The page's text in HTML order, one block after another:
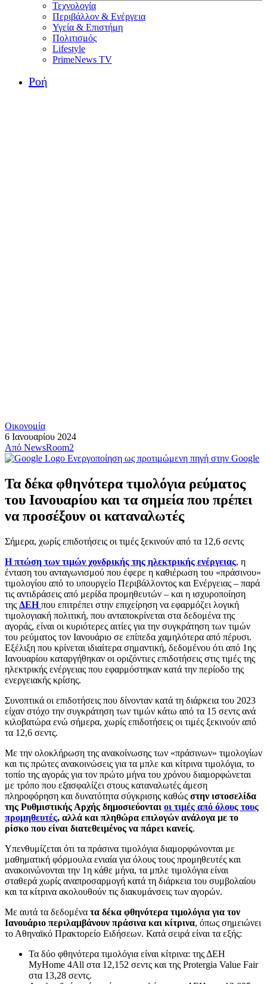
Τεχνολογία
Περιβάλλον & Ενέργεια
Υγεία & Επιστήμη
Πολιτισμός
Lifestyle
PrimeNews TV
Ροή
Οικονομία
6 Ιανουαρίου 2024
Από NewsRoom2
Ενεργοποίηση ως προτιμώμενη πηγή στην Google
Τα δέκα φθηνότερα τιμολόγια ρεύματος
του Ιανουαρίου και τα σημεία που πρέπει
να προσέξουν οι καταναλωτές
Σήμερα, χωρίς επιδοτήσεις οι τιμές ξεκινούν από τα 12,6 σεντς
Η πτώση των τιμών χονδρικής της ηλεκτρικής ενέργειας, η
ένταση του ανταγωνισμού που έφερε η καθιέρωση του «πράσινου»
τιμολογίου από το υπουργείο Περιβάλλοντος και Ενέργειας – παρά
τις αντιδράσεις από μερίδα προμηθευτών – και η ισχυροποίηση
της ΔΕΗ που επιτρέπει στην επιχείρηση να εφαρμόζει λογική
τιμολογιακή πολιτική, που ανταποκρίνεται στα δεδομένα της
αγοράς, είναι οι κυριότερες αιτίες για την συγκράτηση των τιμών
του ρεύματος τον Ιανουάριο σε επίπεδα χαμηλότερα από πέρυσι.
Εξέλιξη που κρίνεται ιδιαίτερα σημαντική, δεδομένου ότι από 1ης
Ιανουαρίου καταργήθηκαν οι οριζόντιες επιδοτήσεις στις τιμές της
ηλεκτρικής ενέργειας που εφαρμόστηκαν κατά την περίοδο της
ενεργειακής κρίσης.
Συνοπτικά οι επιδοτήσεις που δίνονταν κατά τη διάρκεια του 2023
είχαν στόχο την συγκράτηση των τιμών κάτω από τα 15 σεντς ανά
κιλοβατώρα ενώ σήμερα, χωρίς επιδοτήσεις οι τιμές ξεκινούν από
τα 12,6 σεντς.
Με την ολοκλήρωση της ανακοίνωσης των «πράσινων» τιμολογίων
και τις πρώτες ανακοινώσεις για τα μπλε και κίτρινα τιμολόγια, το
τοπίο της αγοράς για τον πρώτο μήνα του χρόνου διαμορφώνεται
με τρόπο που εξασφαλίζει στους καταναλωτές άμεση
πληροφόρηση και δυνατότητα σύγκρισης καθώς στην ιστοσελίδα
της Ρυθμιστικής Αρχής δημοσιεύονται οι τιμές από όλους τους
προμηθευτές, αλλά και πληθώρα επιλογών ανάλογα με το
ρίσκο που είναι διατεθειμένος να πάρει κανείς.
Υπενθυμίζεται ότι τα πράσινα τιμολόγια διαμορφώνονται με
μαθηματική φόρμουλα ενιαία για όλους τους προμηθευτές και
ανακοινώνονται την 1η κάθε μήνα, τα μπλε τιμολόγια είναι
σταθερά χωρίς αναπροσαρμογή κατά τη διάρκεια του συμβολαίου
και τα κίτρινα ακολουθούν τις διακυμάνσεις των αγορών.
Με αυτά τα δεδομένα τα δέκα φθηνότερα τιμολόγια για τον
Ιανουάριο περιλαμβάνουν πράσινα και κίτρινα, όπως σημειώνει
το Αθηναϊκό Πρακτορείο Ειδήσεων. Κατά σειρά είναι τα εξής:
Τα δύο φθηνότερα τιμολόγια είναι κίτρινα: της ΔΕΗ
MyHome 4All στα 12,152 σεντς και της Protergia Value Fair
στα 13,28 σεντς.